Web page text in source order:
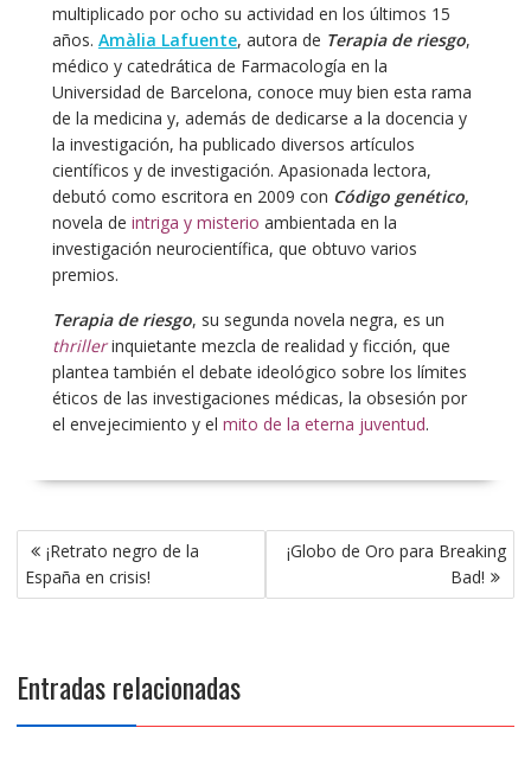
multiplicado por ocho su actividad en los últimos 15
años. Amàlia Lafuente, autora de Terapia de riesgo,
médico y catedrática de Farmacología en la
Universidad de Barcelona, conoce muy bien esta rama
de la medicina y, además de dedicarse a la docencia y
la investigación, ha publicado diversos artículos
científicos y de investigación. Apasionada lectora,
debutó como escritora en 2009 con Código genético,
novela de intriga y misterio ambientada en la
investigación neurocientífica, que obtuvo varios
premios.
Terapia de riesgo, su segunda novela negra, es un
thrillerinquietante mezcla de realidad y ficción, que
plantea también el debate ideológico sobre los límites
éticos de las investigaciones médicas, la obsesión por
el envejecimiento y el mito de la eterna juventud.
Navegación
de
entradas
¡Retrato negro de la
España en crisis!
¡Globo de Oro para Breaking
Bad!
Entradas relacionadas